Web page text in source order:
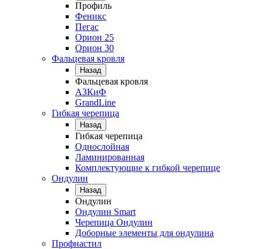
Профиль
Феникс
Пегас
Орион 25
Орион 30
Фальцевая кровля
Назад
Фальцевая кровля
АЗКиФ
GrandLine
Гибкая черепица
Назад
Гибкая черепица
Однослойная
Ламинированная
Комплектующие к гибкой черепице
Ондулин
Назад
Ондулин
Ондулин Smart
Черепица Ондулин
Доборные элементы для ондулина
Профнастил